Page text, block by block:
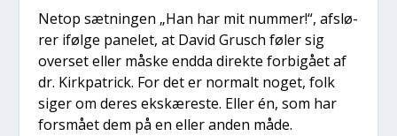
Net­op sæt­nin­gen „Han har mit num­mer!“, afslø­
rer iføl­ge pane­let, at David Grusch føler sig
over­set eller måske end­da direk­te for­bi­gå­et af
dr. Kirk­pa­tri­ck. For det er nor­malt noget, folk
siger om deres eks­kæ­re­ste. Eller én, som har
fors­må­et dem på en eller anden måde.